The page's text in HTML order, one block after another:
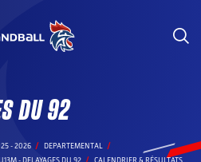
DU 92
- 2026
DEPARTEMENTAL